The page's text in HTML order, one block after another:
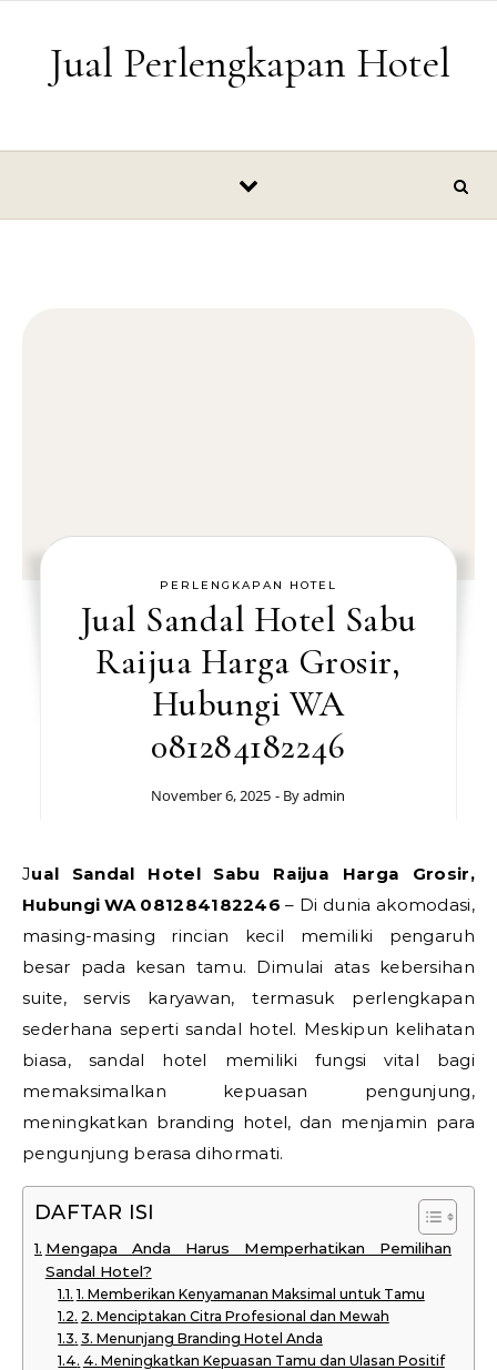
Jual Perlengkapan Hotel
PERLENGKAPAN HOTEL
Jual Sandal Hotel Sabu
Raijua Harga Grosir,
Hubungi WA
081284182246
November 6, 2025 - Byadmin
Jual Sandal Hotel Sabu Raijua Harga Grosir,
Hubungi WA 081284182246 – Di dunia akomodasi,
masing-masing rincian kecil memiliki pengaruh
besar pada kesan tamu. Dimulai atas kebersihan
suite, servis karyawan, termasuk perlengkapan
sederhana seperti sandal hotel. Meskipun kelihatan
biasa, sandal hotel memiliki fungsi vital bagi
memaksimalkan kepuasan pengunjung,
meningkatkan branding hotel, dan menjamin para
pengunjung berasa dihormati.
DAFTAR ISI
Mengapa Anda Harus Memperhatikan Pemilihan
Sandal Hotel?
1. Memberikan Kenyamanan Maksimal untuk Tamu
2. Menciptakan Citra Profesional dan Mewah
3. Menunjang Branding Hotel Anda
4. Meningkatkan Kepuasan Tamu dan Ulasan Positif